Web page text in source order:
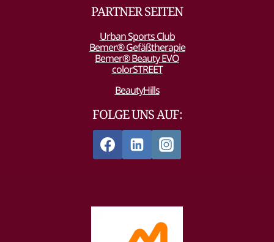
PARTNER SEITEN
Urban Sports Club
Bemer® Gefäßtherapie
Bemer® Beauty EVO
colorSTREET
BeautyHills
FOLGE UNS AUF: